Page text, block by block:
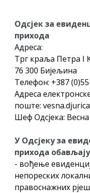
НА
ЈАВНИ
Одсјек за
прихода
Адреса:
Трг краља Петра I
76 300 Бијељина
Телефон: +387
Адреса
поште:
Шеф Одсјека:
У Одсјеку за
прихода
- вођење
непореских
правоснажних